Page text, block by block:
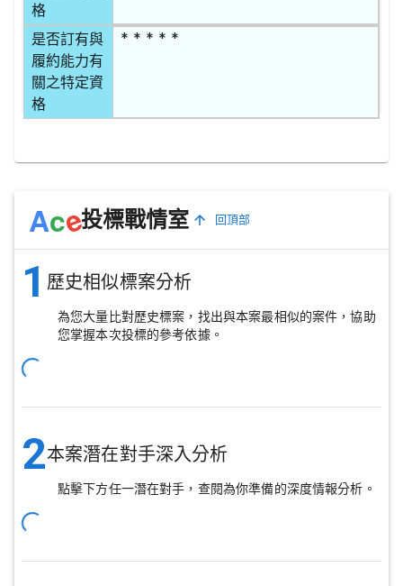
格
是否訂有與
履約能力有
關之特定資
格
* * * * *
Ace投標戰情室 回頂部
1 歷史相似標案分析
為您大量比對歷史標案，找出與本案最相似的案件，協助
您掌握本次投標的參考依據。
2本案潛在對手深入分析
點擊下方任一潛在對手，查閱為你準備的深度情報分析。